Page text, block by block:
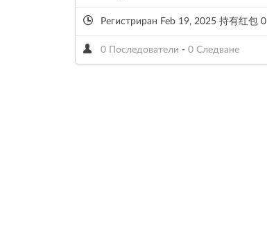
Регистриран Feb 19, 2025 持有红包 0
0 Последователи - 0 Следване